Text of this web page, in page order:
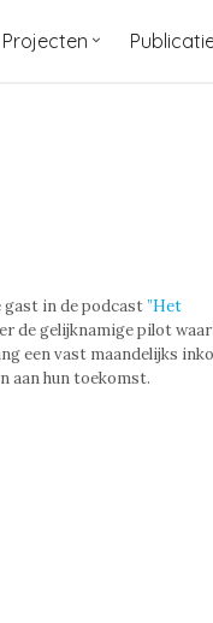
Projecten
gast in de podcast”Het
de gelijknamige pilot
een vast maandelijks
aan hun toekomst.